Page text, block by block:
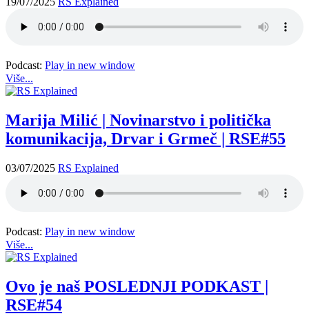
Podcast: Play in new window
Više...
Marija Milić | Novinarstvo i politička
komunikacija, Drvar i Grmeč | RSE#55
03/07/2025 RS Explained
Podcast: Play in new window
Više...
Ovo je naš POSLEDNJI PODKAST |
RSE#54